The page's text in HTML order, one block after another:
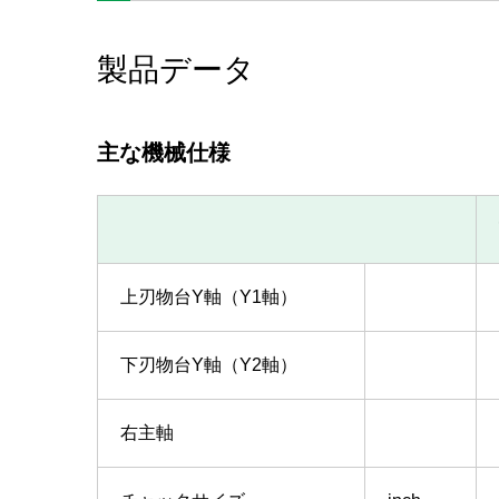
製品データ
主な機械仕様
上刃物台Y軸（Y1軸）
下刃物台Y軸（Y2軸）
右主軸